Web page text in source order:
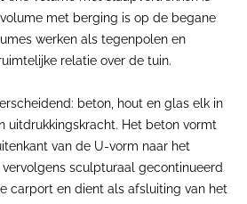
met berging is op de begane
werken als tegenpolen en
relatie over de tuin.
beton, hout en glas elk in
uitdrukkingskracht. Het beton vormt
van de U-vorm naar het
sculpturaal gecontinueerd
carport en dient als afsluiting van het